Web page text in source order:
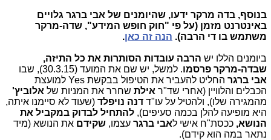
בנוסף, בדה מרקר ידעו, שהיומנים של אבי ברגר גלויים
באינטרנט מזמן (על פי "חוק חופש המידע", שדה-מרקר
משתמש בו די הרבה). הנה זה כאן.
ביומנים הללו יש הרבה עובדות הסותרות את כל התיזה,
שבדה-מרקר פרסמו. למשל, יש שם את המועד (30.3.15), שבו
אבי ברגר
החליט להעביר את הטיפול בבקשת Yes למועצת
הכבלים והלוויין (אחרי שד"ר אילת שחרר את המניות של אלוביץ'
מהמגירה שלו), ולהטיל על עו"ד דנה נויפלד (שעוד לא סיימנו איתה,
היא מופיעה להלן בכמה סעיפים), להתחיל לבדוק במקביל את
הנושא, ככסת"ח אישי לאבי ברגר עצמו, שקידם את הנושא (מיד
נתאר במה הוא קידם).